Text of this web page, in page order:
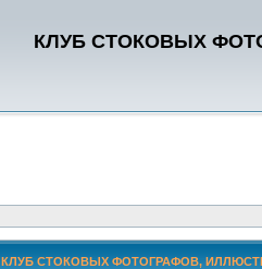
КЛУБ СТОКОВЫХ
КЛУБ СТОКОВЫХ ФОТОГРАФОВ,